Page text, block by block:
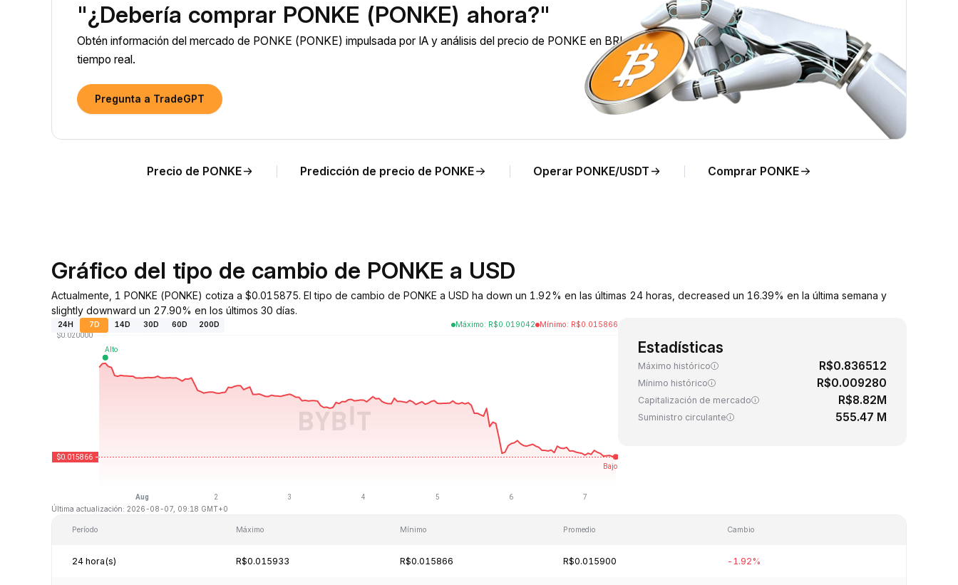
"¿Debería comprar PONKE (PONKE) ahora?"
Obtén información del mercado de PONKE (PONKE) impulsada por IA y análisis del precio de PONKE en BRL en
tiempo real.
Pregunta a TradeGPT
Precio de PONKE Predicción de precio de PONKE Operar PONKE/USDT Comprar PONKE
Gráfico del tipo de cambio de PONKE a USD
Actualmente, 1 PONKE (PONKE) cotiza a $0.015875. El tipo de cambio de PONKE a USD ha down un 1.92% en las últimas 24 horas, decreased un 16.39% en la última semana y
slightly downward un 27.90% en los últimos 30 días.
24H 7D 14D 30D 60D 200D Máximo: R$0.019042 Mínimo: R$0.015866
Última actualización: 2026-08-07, 09:18 GMT+0
Estadísticas
Máximo histórico R$0.836512
Mínimo histórico R$0.009280
Capitalización de mercado R$8.82M
Suministro circulante 555.47 M
Período Máximo Mínimo Promedio Cambio
24 hora(s) R$0.015933 R$0.015866 R$0.015900 -1.92%